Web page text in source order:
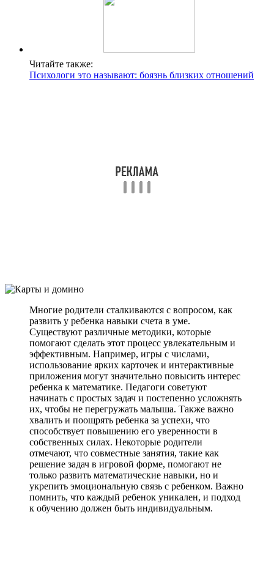
Читайте также:
Психологи это называют: боязнь близких отношений
Многие родители сталкиваются с вопросом, как
развить у ребенка навыки счета в уме.
Существуют различные методики, которые
помогают сделать этот процесс увлекательным и
эффективным. Например, игры с числами,
использование ярких карточек и интерактивные
приложения могут значительно повысить интерес
ребенка к математике. Педагоги советуют
начинать с простых задач и постепенно усложнять
их, чтобы не перегружать малыша. Также важно
хвалить и поощрять ребенка за успехи, что
способствует повышению его уверенности в
собственных силах. Некоторые родители
отмечают, что совместные занятия, такие как
решение задач в игровой форме, помогают не
только развить математические навыки, но и
укрепить эмоциональную связь с ребенком. Важно
помнить, что каждый ребенок уникален, и подход
к обучению должен быть индивидуальным.